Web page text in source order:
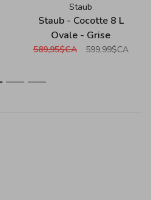
Staub
Staub - Cocotte 8 L
Ovale - Grise
589,95$CA 599,99$CA
2 3